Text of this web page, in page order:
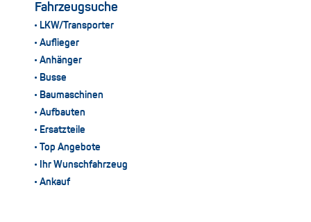
Fahrzeugsuche
LKW/Transporter
Auflieger
Anhänger
Busse
Baumaschinen
Aufbauten
Ersatzteile
Top Angebote
Ihr Wunschfahrzeug
Ankauf